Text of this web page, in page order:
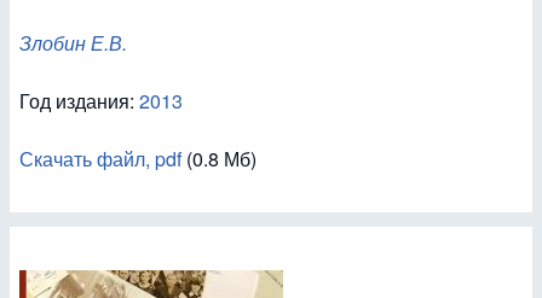
Злобин Е.В.
Год издания: 2013
Скачать файл, pdf(0.8 Мб)